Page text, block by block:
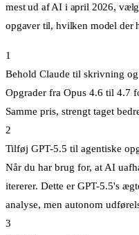
mest ud af AI i april 2026,
opgaver til, hvilken model der
1
Behold Claude til skrivning
Opgrader fra Opus 4.6 til 4.7
Samme pris, strengt taget
2
Tilføj GPT-5.5 til agentiske
Når du har brug for, at AI
itererer. Dette er GPT-5.5's
analyse, men autonom
3